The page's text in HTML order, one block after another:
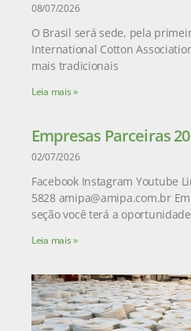
08/07/2026
O Brasil será sede, pela
International Cotton
mais tradicionais
Leia mais »
Empresas Parceiras
02/07/2026
Facebook Instagram Youtube
5828 amipa@amipa.com.br
seção você terá a
Leia mais »